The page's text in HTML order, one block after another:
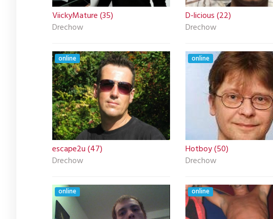
ViickyMature (35)
Drechow
D-licious (22)
Drechow
online
escape2u (47)
Drechow
online
Hotboy (50)
Drechow
online online